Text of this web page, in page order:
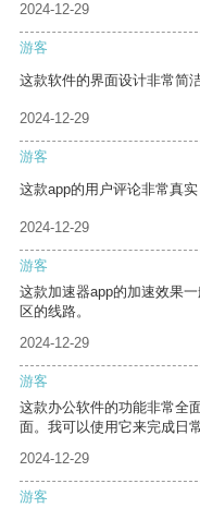
2024-12-29
游客
这款软件的界面设计非常简
2024-12-29
游客
这款app的用户评论非常真
2024-12-29
游客
这款加速器app的加速效果
区的线路。
2024-12-29
游客
这款办公软件的功能非常全
面。我可以使用它来完成日
2024-12-29
游客